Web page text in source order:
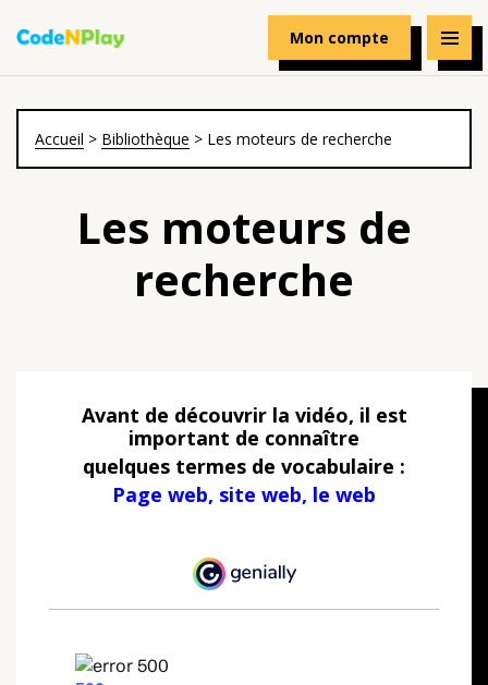
Mon compte
Accueil > Bibliothèque > Les moteurs de recherche
Les moteurs de
recherche
Avant de découvrir la vidéo, il est
important de connaître
quelques termes de vocabulaire :
Page web, site web, le web